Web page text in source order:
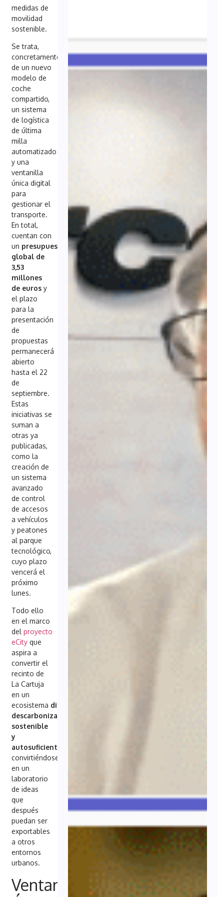
medidas de
movilidad
sostenible.
Se trata,
concretamente,
de un nuevo
modelo de
coche
compartido,
un sistema
de logística
de última
milla
automatizado
y una
ventanilla
única digital
para
gestionar el
transporte.
En total,
cuentan con
un presupuesto
global de
3,53
millones
de euros y
el plazo
para la
presentación
de
propuestas
permanecerá
abierto
hasta el 22
de
septiembre.
Estas
iniciativas se
suman a
otras ya
publicadas,
como la
creación de
un sistema
avanzado
de control
de accesos
a vehículos
y peatones
al parque
tecnológico,
cuyo plazo
vencerá el
próximo
lunes.
Todo ello
en el marco
delproyecto
eCityque
aspira a
convertir el
recinto de
La Cartuja
en un
ecosistema digital,
descarbonizado,
sostenible
y
autosuficiente
convirtiéndose
en un
laboratorio
de ideas
que
después
puedan ser
exportables
a otros
entornos
urbanos.
Ventanilla